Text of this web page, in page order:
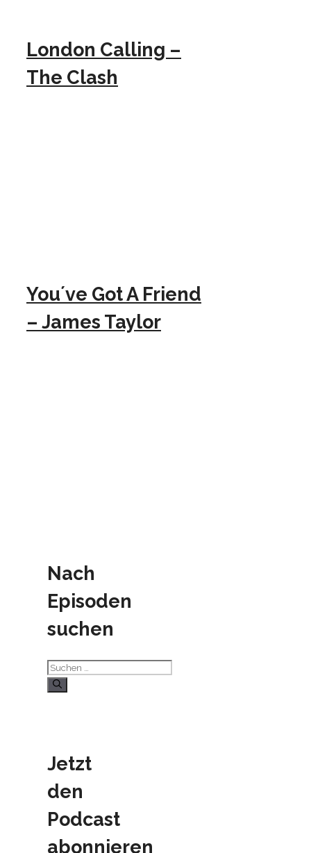
London Calling –
The Clash
You´ve Got A Friend
– James Taylor
Nach
Episoden
suchen
Suchen
nach:
Jetzt
den
Podcast
abonnieren